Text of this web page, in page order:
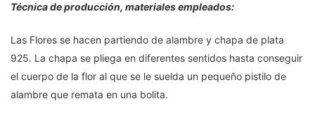
Técnica de producción, materiales empleados:
Las Flores se hacen partiendo de alambre y chapa de plata
925. La chapa se pliega en diferentes sentidos hasta conseguir
el cuerpo de la flor al que se le suelda un pequeño pistilo de
alambre que remata en una bolita.